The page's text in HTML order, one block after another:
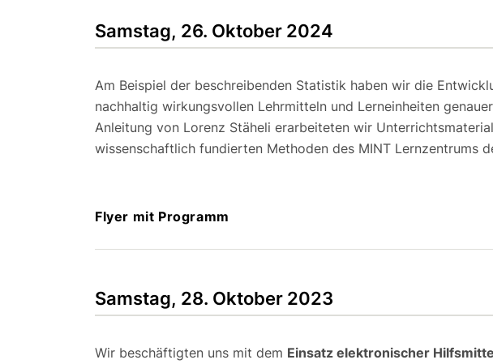
Samstag, 26. Oktober 2024
Am Beispiel der beschreibenden Statistik haben wir die
nachhaltig wirkungsvollen Lehrmitteln und Lerneinheiten
Anleitung von Lorenz Stäheli erarbeiteten wir
wissenschaftlich fundierten Methoden des MINT Lernzentrums
Flyer mit Programm
Samstag, 28. Oktober 2023
Wir beschäftigten uns mit dem Einsatz elektronischer